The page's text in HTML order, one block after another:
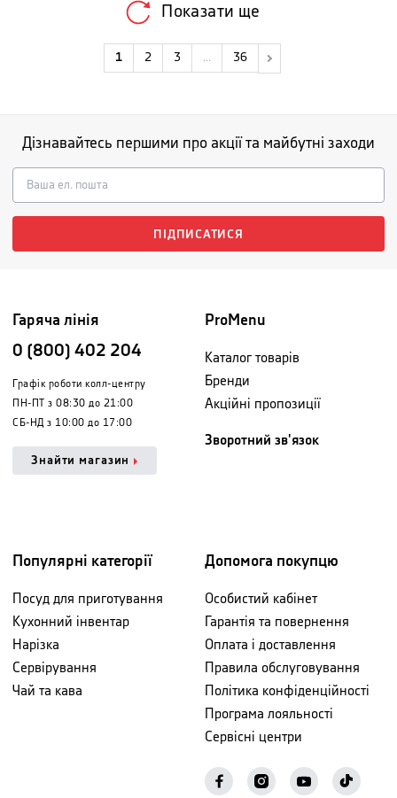
Показати ще
1 2 3 ... 36
Дізнавайтесь першими про акції та майбутні заходи
ПІДПИСАТИСЯ
Гаряча лінія
0 (800) 402 204
Графік роботи колл-центру
ПН-ПТ з 08:30 до 21:00
СБ-НД з 10:00 до 17:00
Знайти магазин
ProMenu
Каталог товарів
Бренди
Акційні пропозиції
Зворотний зв'язок
Популярні категорії
Посуд для приготування
Кухонний інвентар
Нарізка
Сервірування
Чай та кава
Допомога покупцю
Особистий кабінет
Гарантія та повернення
Оплата і доставлення
Правила обслуговування
Політика конфіденційності
Програма лояльності
Сервісні центри